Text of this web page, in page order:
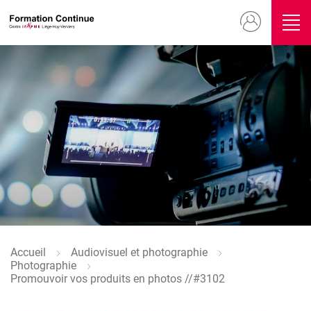
au
contenu
principal
Menu
du
compte
l'utilisateur
Fil
d'Ariane
Accueil
Audiovisuel et photographie
Photographie
Promouvoir vos produits en photos //#3102